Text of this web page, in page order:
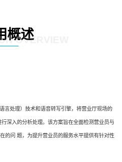
概述
OVERVIEW
言处理）技术和语音转写引擎，将营业厅现场的
深入的分析处理。该方案旨在全面检测营业员与
的问 题，为提升营业员的服务水平提供有针对性